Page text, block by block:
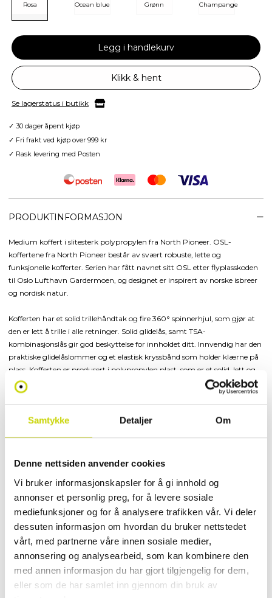
Samtykke Detaljer Om
Denne nettsiden anvender cookies
Vi bruker informasjonskapsler for å gi innhold og
annonser et personlig preg, for å levere sosiale
mediefunksjoner og for å analysere trafikken vår. Vi deler
dessuten informasjon om hvordan du bruker nettstedet
vårt, med partnerne våre innen sosiale medier,
annonsering og analysearbeid, som kan kombinere den
med annen informasjon du har gjort tilgjengelig for dem,
eller som de har samlet inn gjennom din bruk av
Rosa Ocean blue Grønn Champange
Legg i handlekurv
Klikk & hent
Se lagerstatus i butikk
✓ 30 dager åpent kjøp
✓ Fri frakt ved kjøp over 999 kr
✓ Rask levering med Posten
PRODUKTINFORMASJON
Medium koffert i slitesterk polypropylen fra North Pioneer. OSL-
koffertene fra North Pioneer består av svært robuste, lette og
funksjonelle kofferter. Serien har fått navnet sitt OSL etter flyplasskoden
til Oslo Lufthavn Gardermoen, og designet er inspirert av norske isbreer
og nordisk natur.
Kofferten har et solid trillehåndtak og fire 360° spinnerhjul, som gjør at
den er lett å trille i alle retninger. Solid glidelås, samt TSA-
kombinasjonslås gir god beskyttelse for innholdet ditt. Innvendig har den
praktiske glidelåslommer og et elastisk kryssbånd som holder klærne på
plass. Kofferten er produsert i polypropylen plast, som er et solid, lett og
fleksibelt materiale.
Spesifikasjoner
• 45 × 26,5 × 67 cm
• Fire 360° stillegående spinnerhjul
• Bærehåndtak og teleskop trillehåndtak
• 5 års garanti mot produksjonsfeil
• 5 års Anti-Break™-garanti på skall
EGENSKAPER